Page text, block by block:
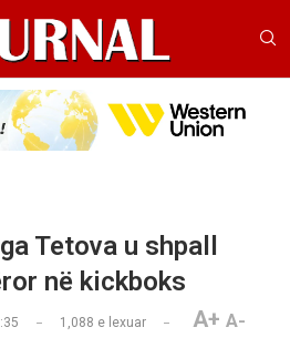
Tetova u shpall
në kickboks
1,088 e lexuar A+ A-